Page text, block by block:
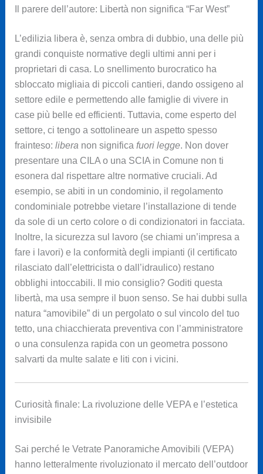
Il parere dell’autore: Libertà non significa “Far West”
L’edilizia libera è, senza ombra di dubbio, una delle più
grandi conquiste normative degli ultimi anni per i
proprietari di casa. Lo snellimento burocratico ha
sbloccato migliaia di piccoli cantieri, dando ossigeno al
settore edile e permettendo alle famiglie di vivere in
case più belle ed efficienti. Tuttavia, come esperto del
settore, ci tengo a sottolineare un aspetto spesso
frainteso: liberanon significa fuori legge. Non dover
presentare una CILA o una SCIA in Comune non ti
esonera dal rispettare altre normative cruciali. Ad
esempio, se abiti in un condominio, il regolamento
condominiale potrebbe vietare l’installazione di tende
da sole di un certo colore o di condizionatori in facciata.
Inoltre, la sicurezza sul lavoro (se chiami un’impresa a
fare i lavori) e la conformità degli impianti (il certificato
rilasciato dall’elettricista o dall’idraulico) restano
obblighi intoccabili. Il mio consiglio? Goditi questa
libertà, ma usa sempre il buon senso. Se hai dubbi sulla
natura “amovibile” di un pergolato o sul vincolo del tuo
tetto, una chiacchierata preventiva con l’amministratore
o una consulenza rapida con un geometra possono
salvarti da multe salate e liti con i vicini.
Curiosità finale: La rivoluzione delle VEPA e l’estetica
invisibile
Sai perché le Vetrate Panoramiche Amovibili (VEPA)
hanno letteralmente rivoluzionato il mercato dell’outdoor